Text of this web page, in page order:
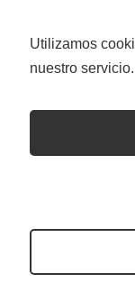
Utilizamos
nuestro servicio.
Niños con Amor©